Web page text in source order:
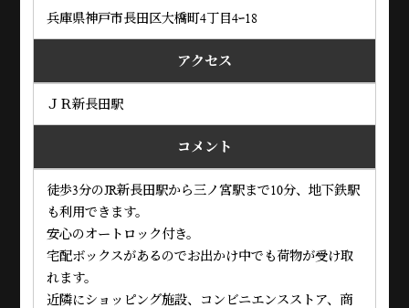
兵庫県神戸市長田区大橋町4丁目4ｰ18
アクセス
ＪＲ新長田駅
コメント
徒歩3分のJR新長田駅から三ノ宮駅まで10分、地下鉄駅
も利用できます。
安心のオートロック付き。
宅配ボックスがあるのでお出かけ中でも荷物が受け取
れます。
近隣にショッピング施設、コンビニエンスストア、商